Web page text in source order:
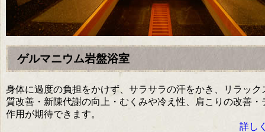
ゲルマニウム岩盤浴室
身体に過度の負担をかけず、サラサラの汗をかき、リラック
質改善・新陳代謝の向上・むくみや冷え性、肩こりの改善・
作用が期待できます。
詳し